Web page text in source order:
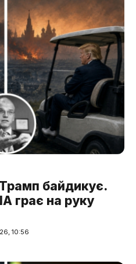
байдикує.
грає на руку
10:56